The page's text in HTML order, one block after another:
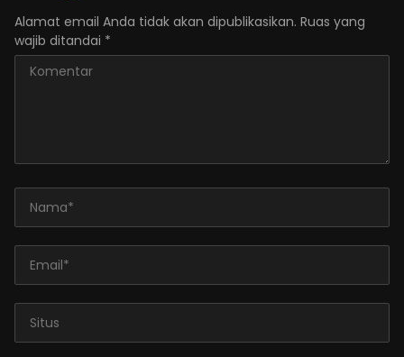
Alamat email Anda tidak akan dipublikasikan. Ruas yang
wajib ditandai *